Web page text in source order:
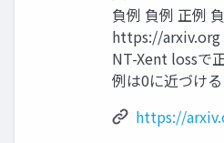
負例 負例 正例
https://arxiv.org
NT-Xent lossで
例は0に近づけ
https://